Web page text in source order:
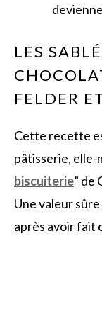
LES
FELDER
Cette recette
pâtisserie, elle-
biscuiterie” de
Une valeur
après avoir fait